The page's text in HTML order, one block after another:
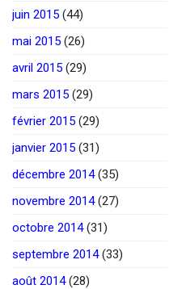
juin 2015 (44)
mai 2015 (26)
avril 2015 (29)
mars 2015 (29)
février 2015 (29)
janvier 2015 (31)
décembre 2014(35)
novembre 2014(27)
octobre 2014(31)
septembre 2014(33)
août 2014(28)